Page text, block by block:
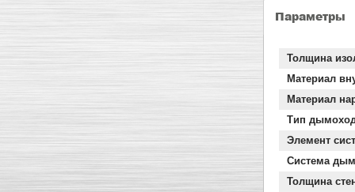
Параметры
Толщина
Материал
Материал
Тип
Элемент
Система
Толщина